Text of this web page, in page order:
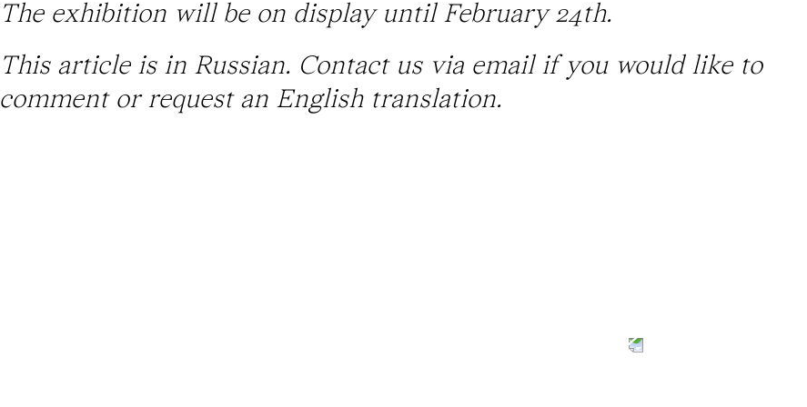
The exhibition will be on display until February 24th.
This article is in Russian. Contact us via emailif you would like to
comment or request an English translation.